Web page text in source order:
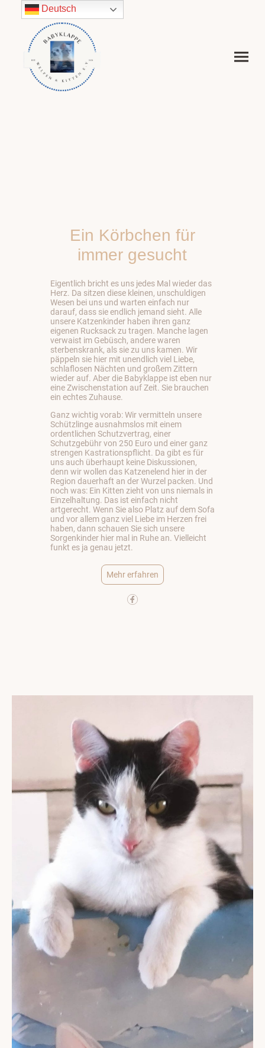
Ein Körbchen für
immer gesucht
Eigentlich bricht es uns jedes Mal wieder das
Herz. Da sitzen diese kleinen, unschuldigen
Wesen bei uns und warten einfach nur
darauf, dass sie endlich jemand sieht. Alle
unsere Katzenkinder haben ihren ganz
eigenen Rucksack zu tragen. Manche lagen
verwaist im Gebüsch, andere waren
sterbenskrank, als sie zu uns kamen. Wir
päppeln sie hier mit unendlich viel Liebe,
schlaflosen Nächten und großem Zittern
wieder auf. Aber die Babyklappe ist eben nur
eine Zwischenstation auf Zeit. Sie brauchen
ein echtes Zuhause.
Ganz wichtig vorab: Wir vermitteln unsere
Schützlinge ausnahmslos mit einem
ordentlichen Schutzvertrag, einer
Schutzgebühr von 250 Euro und einer ganz
strengen Kastrationspflicht. Da gibt es für
uns auch überhaupt keine Diskussionen,
denn wir wollen das Katzenelend hier in der
Region dauerhaft an der Wurzel packen. Und
noch was: Ein Kitten zieht von uns niemals in
Einzelhaltung. Das ist einfach nicht
artgerecht. Wenn Sie also Platz auf dem Sofa
und vor allem ganz viel Liebe im Herzen frei
haben, dann schauen Sie sich unsere
Sorgenkinder hier mal in Ruhe an. Vielleicht
funkt es ja genau jetzt.
Mehr erfahren
Deutsch